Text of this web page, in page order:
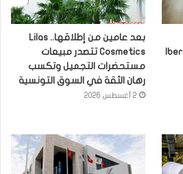
بعد عامين من إطلاقها.. Lilas
Cosmetics تتصدر مبيعات
مستحضرات التجميل وتكسب
رهان الثقة في السوق التونسية
2 أغسطس 2026